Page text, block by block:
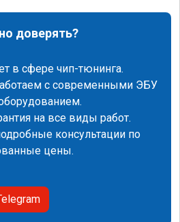
доверять?
в сфере чип-тюнинга.
с современными ЭБУ
на все виды работ.
консультации по
цены.